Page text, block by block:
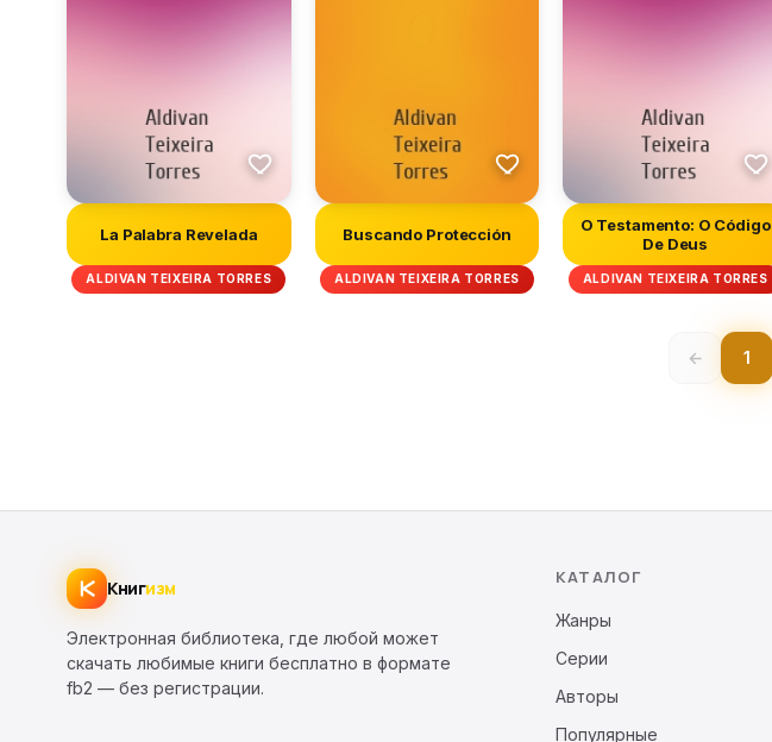
La Palabra Revelada
ALDIVAN TEIXEIRA TORRES
Buscando Protección
ALDIVAN TEIXEIRA TORRES
O Testamento: O Código
De Deus
ALDIVAN TEIXEIRA TORRES
← 1
Книгизм
Электронная библиотека, где любой может
скачать любимые книги бесплатно в формате
fb2 — без регистрации.
КАТАЛОГ
Жанры
Серии
Авторы
Популярные